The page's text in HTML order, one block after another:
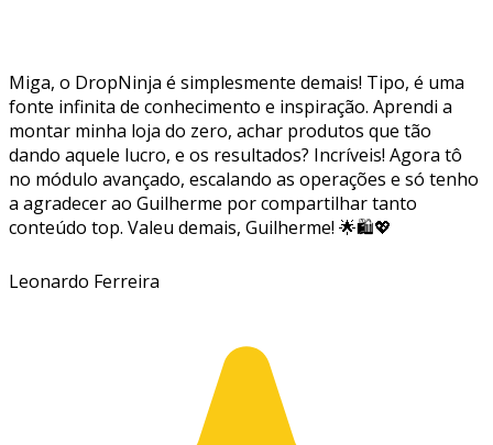
Miga, o DropNinja é simplesmente demais! Tipo, é uma
fonte infinita de conhecimento e inspiração. Aprendi a
montar minha loja do zero, achar produtos que tão
dando aquele lucro, e os resultados? Incríveis! Agora tô
no módulo avançado, escalando as operações e só tenho
a agradecer ao Guilherme por compartilhar tanto
conteúdo top. Valeu demais, Guilherme! 🌟🛍️💖
Leonardo Ferreira